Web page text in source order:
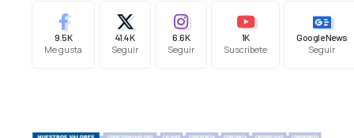
9.5K
Me gusta
41.4K
Seguir
6.6K
Seguir
1K
Suscríbete
Google News
Seguir